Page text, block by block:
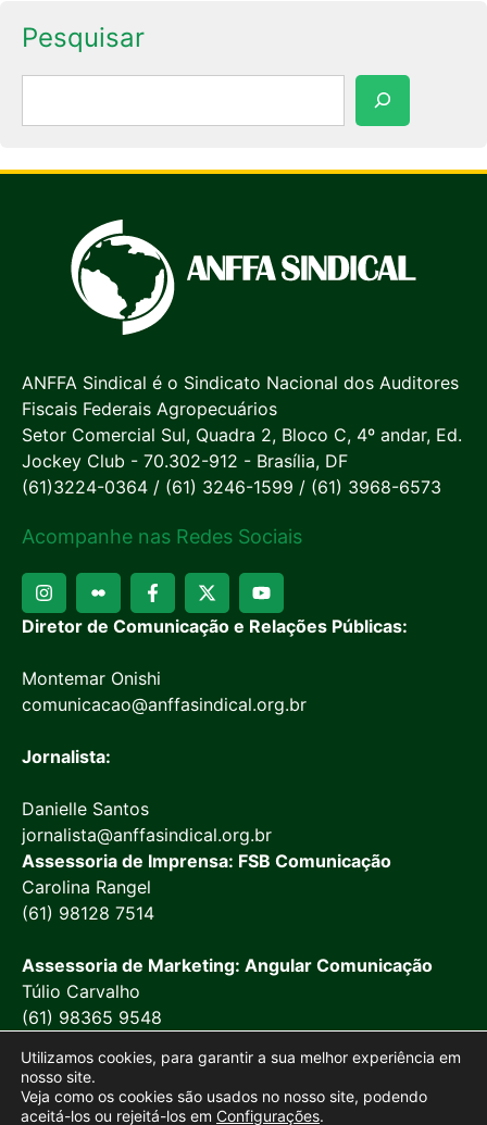
Pesquisar
ANFFA Sindical é o Sindicato Nacional dos Auditores
Fiscais Federais Agropecuários
Setor Comercial Sul, Quadra 2, Bloco C, 4º andar, Ed.
Jockey Club - 70.302-912 - Brasília, DF
(61)3224-0364 / (61) 3246-1599 / (61) 3968-6573
Acompanhe nas Redes Sociais
Diretor de Comunicação e Relações Públicas:
Montemar Onishi
comunicacao@anffasindical.org.br
Jornalista:
Danielle Santos
jornalista@anffasindical.org.br
Assessoria de Imprensa: FSB Comunicação
Carolina Rangel
(61) 98128 7514
Assessoria de Marketing: Angular Comunicação
Túlio Carvalho
(61) 98365 9548
Utilizamos cookies, para garantir a sua melhor experiência em
nosso site.
Veja como os cookies são usados no nosso site, podendo
aceitá-los ou rejeitá-los em Configurações.